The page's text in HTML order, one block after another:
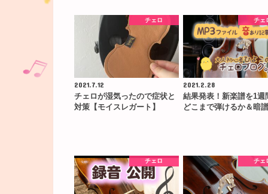
チェロ
2021.7.12
チェロが湿気ったので症状と
対策【モイスレガート】
チェ
2021.2.28
結果発表！新楽譜を1週
どこまで弾けるか＆暗
チェロ チェ